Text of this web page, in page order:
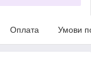
Оплата Умови